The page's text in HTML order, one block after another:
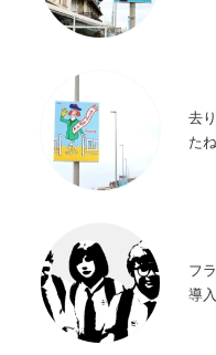
去
た
フ
導